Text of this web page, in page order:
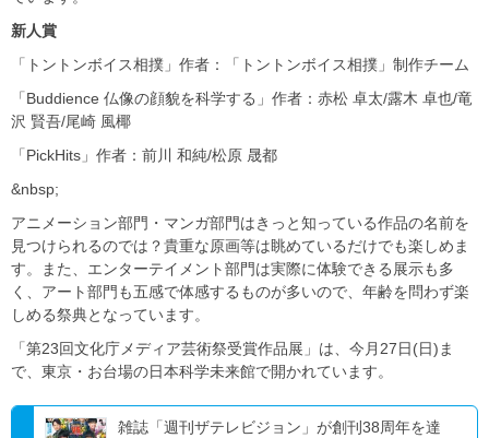
新人賞
「トントンボイス相撲」作者：「トントンボイス相撲」制作チーム
「Buddience 仏像の顔貌を科学する」作者：赤松 卓太/露木 卓也/竜
沢 賢吾/尾崎 風椰
「PickHits」作者：前川 和純/松原 晟都
&nbsp;
アニメーション部門・マンガ部門はきっと知っている作品の名前を
見つけられるのでは？貴重な原画等は眺めているだけでも楽しめま
す。また、エンターテイメント部門は実際に体験できる展示も多
く、アート部門も五感で体感するものが多いので、年齢を問わず楽
しめる祭典となっています。
「第23回文化庁メディア芸術祭受賞作品展」は、今月27日(日)ま
で、東京・お台場の日本科学未来館で開かれています。
雑誌「週刊ザテレビジョン」が創刊38周年を達